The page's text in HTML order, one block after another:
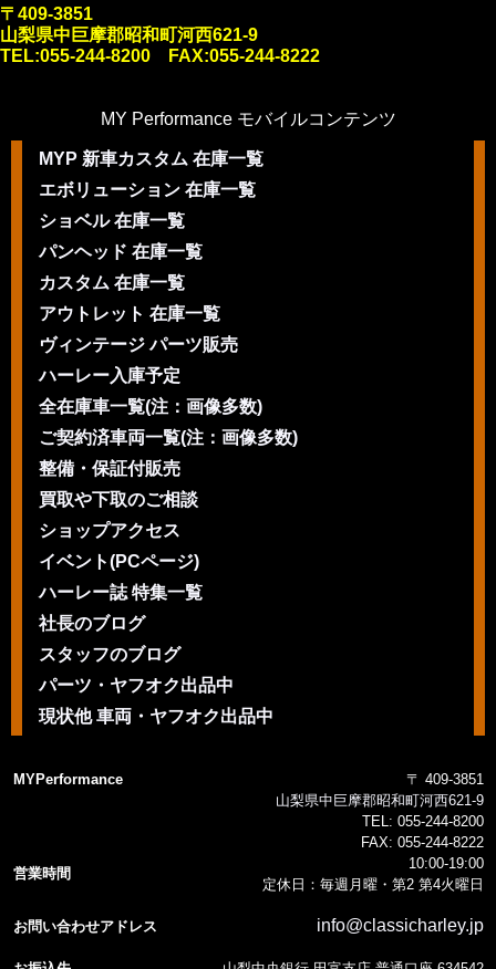
〒409-3851
山梨県中巨摩郡昭和町河西621-9
TEL:055-244-8200 FAX:055-244-8222
MY Performance モバイルコンテンツ
MYP 新車カスタム 在庫一覧
エボリューション 在庫一覧
ショベル 在庫一覧
パンヘッド 在庫一覧
カスタム 在庫一覧
アウトレット 在庫一覧
ヴィンテージ パーツ販売
ハーレー入庫予定
全在庫車一覧(注：画像多数)
ご契約済車両一覧(注：画像多数)
整備・保証付販売
買取や下取のご相談
ショップアクセス
イベント(PCページ)
ハーレー誌 特集一覧
社長のブログ
スタッフのブログ
パーツ・ヤフオク出品中
現状他 車両・ヤフオク出品中
MYPerformance
〒 409-3851
山梨県中巨摩郡昭和町河西621-9
TEL: 055-244-8200
FAX: 055-244-8222
営業時間
10:00-19:00
定休日：毎週月曜・第2 第4火曜日
お問い合わせアドレス info@classicharley.jp